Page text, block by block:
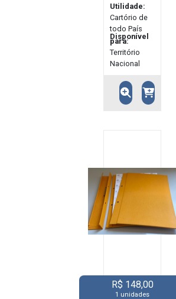
Utilidade:
Cartório de
todo País
Disponível
para:
Território
Nacional
R$ 148,00
1 unidades